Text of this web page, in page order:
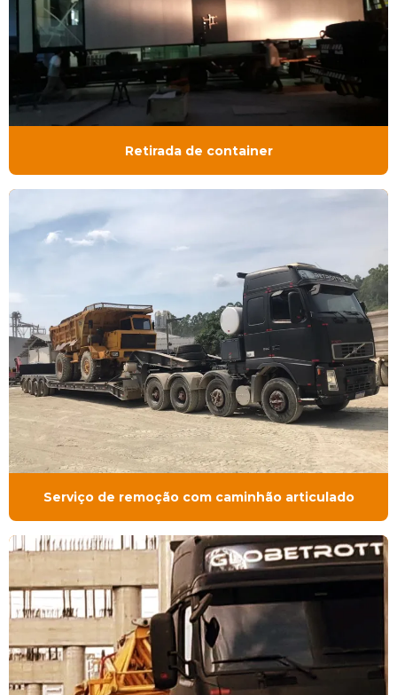
Retirada de container
Serviço de remoção com caminhão articulado